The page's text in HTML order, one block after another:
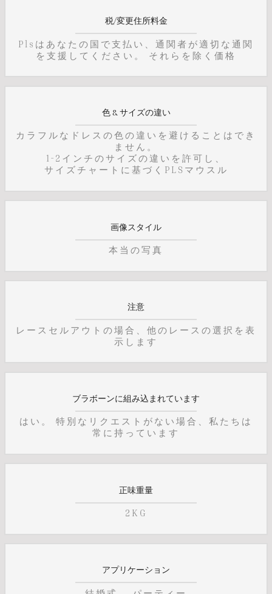
税/変更住所料金
Plsはあなたの国で支払い、通関者が適切な通関
を支援してください。 それらを除く価格
色 & サイズの違い
カラフルなドレスの色の違いを避けることはでき
ません。
1-2インチのサイズの違いを許可し、
サイズチャートに基づくPLSマウスル
画像スタイル
本当の写真
注意
レースセルアウトの場合、他のレースの選択を表
示します
ブラボーンに組み込まれています
はい。 特別なリクエストがない場合、私たちは
常に持っています
正味重量
2KG
アプリケーション